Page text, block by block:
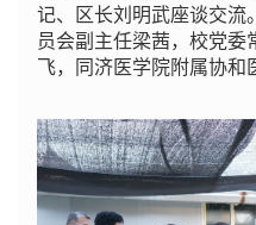
记、区长刘明武座谈交流
员会副主任梁茜，校党委
飞，
同济医学院附属协和